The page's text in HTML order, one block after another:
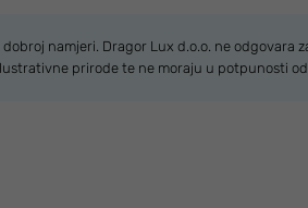
namjeri. Dragor Lux d.o.o. ne
prirode te ne moraju u potpunosti